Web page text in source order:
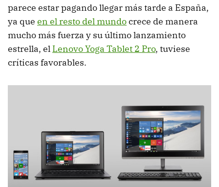
parece estar pagando llegar más tarde a España,
ya que en el resto del mundocrece de manera
mucho más fuerza y su último lanzamiento
estrella, el Lenovo Yoga Tablet 2 Pro, tuviese
críticas favorables.